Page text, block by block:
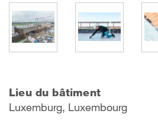
Lieu du bâtiment
Luxemburg, Luxembourg